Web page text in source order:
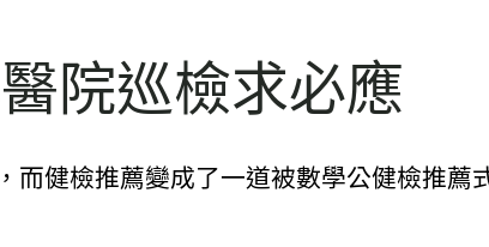
院巡檢求必應
而健檢推薦變成了一道被數學公健檢推薦